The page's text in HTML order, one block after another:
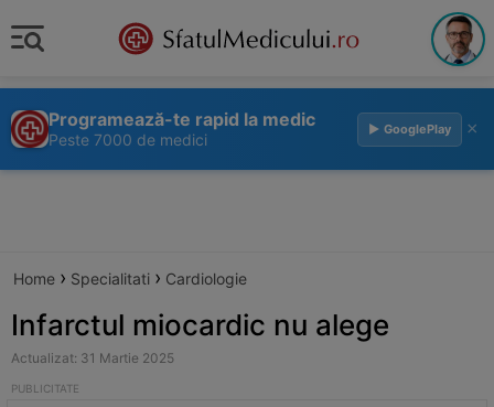
Programează-te rapid la medic
Peste 7000 de medici
▶ GooglePlay ×
Home › Specialitati › Cardiologie
Infarctul miocardic nu alege
Actualizat: 31 Martie 2025